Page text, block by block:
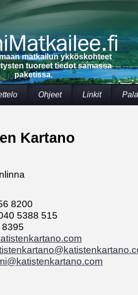
matkailun ykköskohteet
tuoreet tiedot samassa
paketissa.
Ohjeet Linkit
Kartano
8200
5388 515